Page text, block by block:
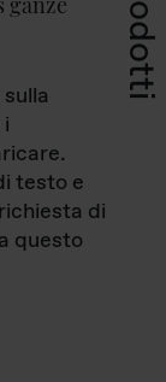
Prodotti
testo e
di
questo